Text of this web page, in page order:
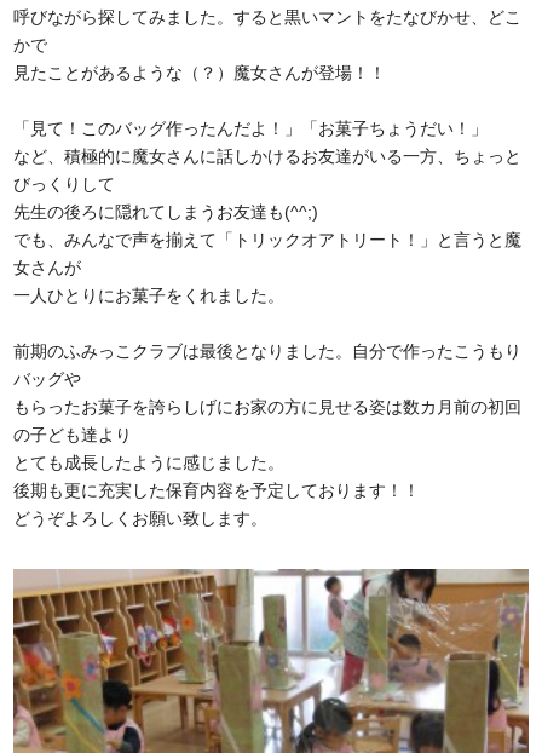
呼びながら探してみました。すると黒いマントをたなびかせ、どこ
かで
見たことがあるような（？）魔女さんが登場！！
「見て！このバッグ作ったんだよ！」「お菓子ちょうだい！」
など、積極的に魔女さんに話しかけるお友達がいる一方、ちょっと
びっくりして
先生の後ろに隠れてしまうお友達も(^^;)
でも、みんなで声を揃えて「トリックオアトリート！」と言うと魔
女さんが
一人ひとりにお菓子をくれました。
前期のふみっこクラブは最後となりました。自分で作ったこうもり
バッグや
もらったお菓子を誇らしげにお家の方に見せる姿は数カ月前の初回
の子ども達より
とても成長したように感じました。
後期も更に充実した保育内容を予定しております！！
どうぞよろしくお願い致します。